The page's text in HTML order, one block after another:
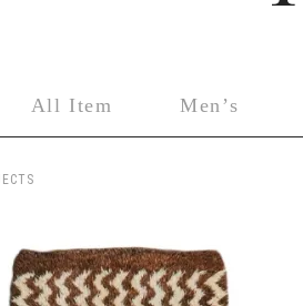
All Item Men’s